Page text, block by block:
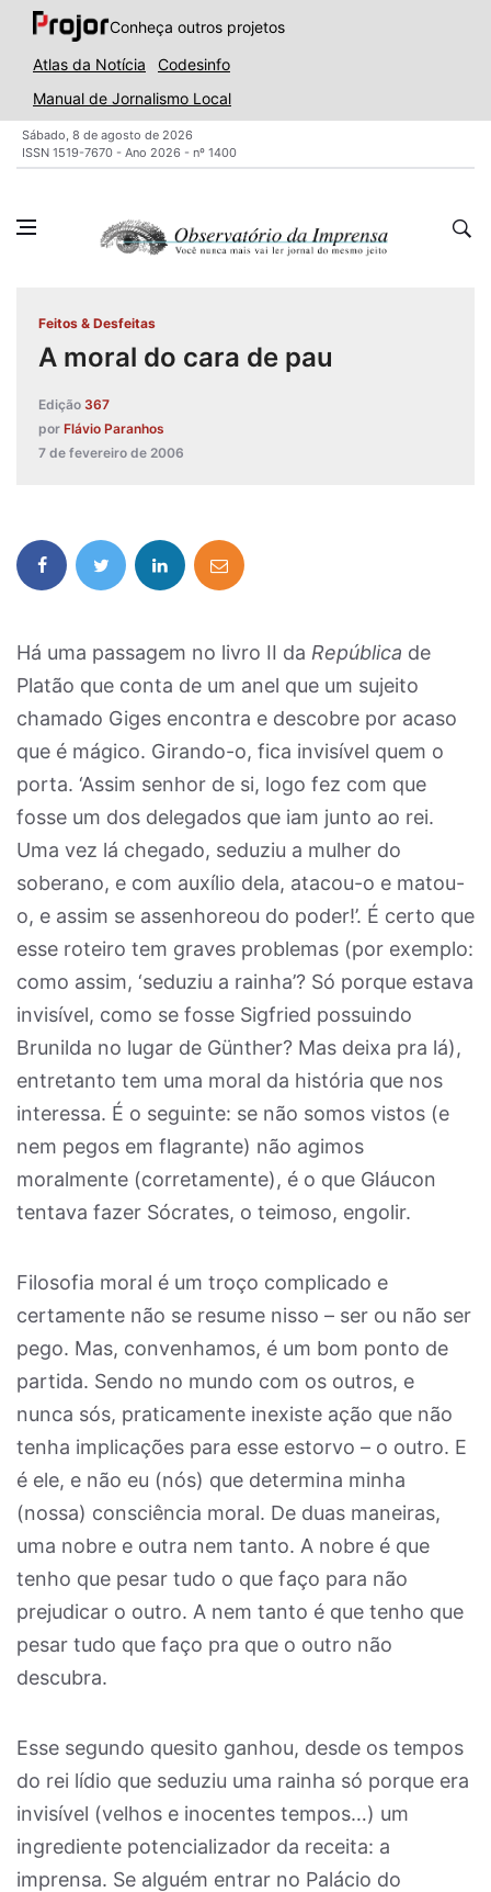
Conheça outros projetos
Atlas da Notícia
Codesinfo
Manual de Jornalismo Local
Sábado, 8 de agosto de 2026
ISSN 1519-7670 - Ano 2026 - nº 1400
Feitos & Desfeitas
A moral do cara de pau
Edição 367
por Flávio Paranhos
7 de fevereiro de 2006
Há uma passagem no livro II da República de
Platão que conta de um anel que um sujeito
chamado Giges encontra e descobre por acaso
que é mágico. Girando-o, fica invisível quem o
porta. ‘Assim senhor de si, logo fez com que
fosse um dos delegados que iam junto ao rei.
Uma vez lá chegado, seduziu a mulher do
soberano, e com auxílio dela, atacou-o e matou-
o, e assim se assenhoreou do poder!’. É certo que
esse roteiro tem graves problemas (por exemplo:
como assim, ‘seduziu a rainha’? Só porque estava
invisível, como se fosse Sigfried possuindo
Brunilda no lugar de Günther? Mas deixa pra lá),
entretanto tem uma moral da história que nos
interessa. É o seguinte: se não somos vistos (e
nem pegos em flagrante) não agimos
moralmente (corretamente), é o que Gláucon
tentava fazer Sócrates, o teimoso, engolir.
Filosofia moral é um troço complicado e
certamente não se resume nisso – ser ou não ser
pego. Mas, convenhamos, é um bom ponto de
partida. Sendo no mundo com os outros, e
nunca sós, praticamente inexiste ação que não
tenha implicações para esse estorvo – o outro. E
é ele, e não eu (nós) que determina minha
(nossa) consciência moral. De duas maneiras,
uma nobre e outra nem tanto. A nobre é que
tenho que pesar tudo o que faço para não
prejudicar o outro. A nem tanto é que tenho que
pesar tudo que faço pra que o outro não
descubra.
Esse segundo quesito ganhou, desde os tempos
do rei lídio que seduziu uma rainha só porque era
invisível (velhos e inocentes tempos…) um
ingrediente potencializador da receita: a
imprensa. Se alguém entrar no Palácio do